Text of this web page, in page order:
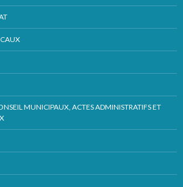
MUNICIPAUX, ACTES ADMINISTRATIFS ET